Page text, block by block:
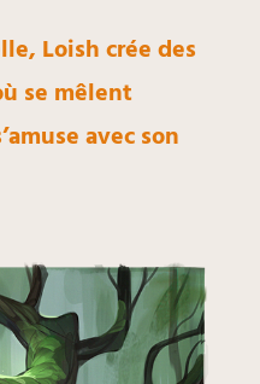
Loish crée des
se mêlent
avec son